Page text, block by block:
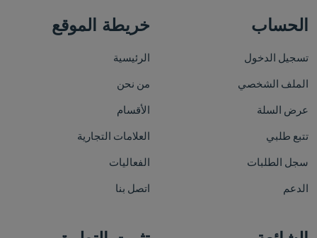
الحساب
تسجيل الدخول
الملف الشخصي
عرض السلة
تتبع طلبي
سجل الطلبات
الدعم
خريطة الموقع
الرئيسية
من نحن
الأقسام
العلامات التجارية
الفعاليات
اتصل بنا